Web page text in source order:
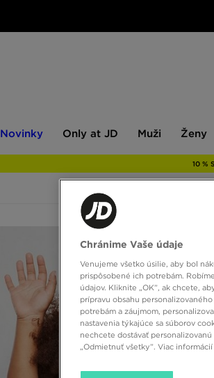
Novinky
JD
Only at JD Muži Ženy
10 %
Chránime Vaše údaje
Venujeme všetko úsilie, aby bol
prispôsobené ich potrebám.
údajov. Kliknite „OK”, ak chcete,
prípravu obsahu
potrebám a záujmom,
nastavenia týkajúce sa súborov
nechcete dostávať
„Odmietnuť všetky”. Viac